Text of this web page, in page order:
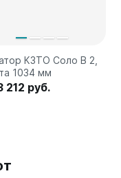
КЗТО Соло В 2,
1034 мм
212 руб.